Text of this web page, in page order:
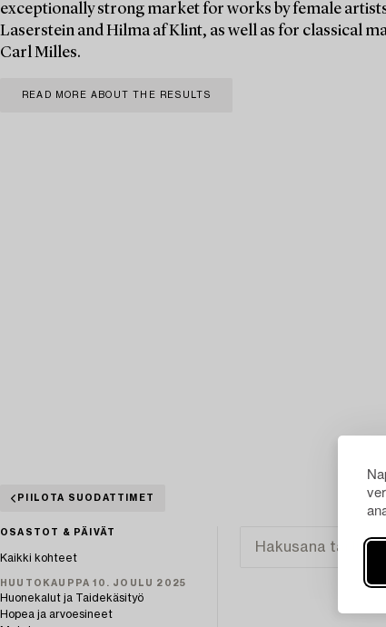
exceptionally strong market for works by female
Laserstein and Hilma af Klint, as well as for classical
Carl Milles.
READ MORE ABOUT THE RESULTS
PIILOTA SUODATTIMET
OSASTOT & PÄIVÄT
Kaikki kohteet
HUUTOKAUPPA 10. JOULU 2025
Huonekalut ja Taidekäsityö
Hopea ja arvoesineet